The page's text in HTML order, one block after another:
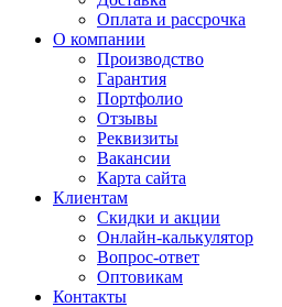
Оплата и рассрочка
О компании
Производство
Гарантия
Портфолио
Отзывы
Реквизиты
Вакансии
Карта сайта
Клиентам
Скидки и акции
Онлайн-калькулятор
Вопрос-ответ
Оптовикам
Контакты